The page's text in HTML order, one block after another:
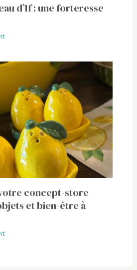
d’If : une forteresse
concept-store
et bien-être à